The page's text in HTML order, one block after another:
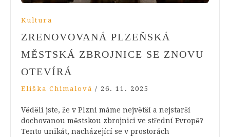
Kultura
ZRENOVOVANÁ PLZEŇSKÁ
MĚSTSKÁ ZBROJNICE SE ZNOVU
OTEVÍRÁ
Eliška Chimalová / 26. 11. 2025
Věděli jste, že v Plzni máme největší a nejstarší
dochovanou městskou zbrojnici ve střední Evropě?
Tento unikát, nacházející se v prostorách